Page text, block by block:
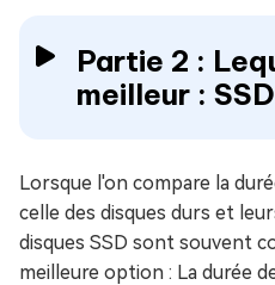
Partie 2 :
meilleur :
Lorsque l'on compare la
celle des disques durs et
disques SSD sont souvent
meilleure option : La durée